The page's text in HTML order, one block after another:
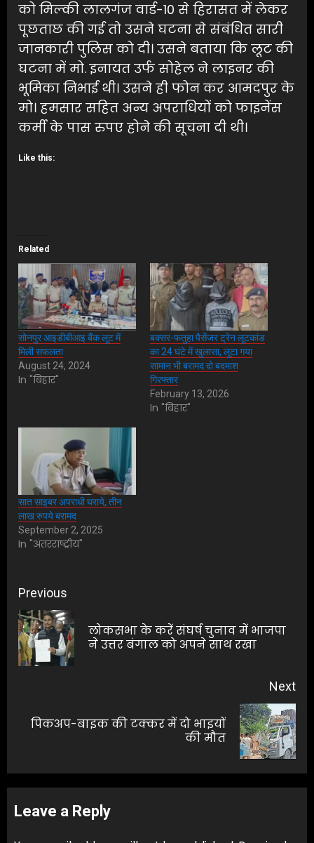
को मिल्की लालगंज वार्ड-10 से हिरासत में लेकर
पूछताछ की गई तो उसने घटना से संबंधित सारी
जानकारी पुलिस को दी। उसने बताया कि लूट की
घटना में मो. इनायत उर्फ सोहेल ने लाइनर की
भूमिका निभाई थी। उसने ही फोन कर आमद‌पुर के
मो। हमसार सहित अन्य अपराधियों को फाइनेंस
कर्मी के पास रुपए होने की सूचना दी थी।
Like this:
Related
सोनपुर आइडीबीआइ बैंक लूट में
मिली सफलता
August 24, 2024
In "बिहार"
बक्सर-फतुहा पैसेंजर ट्रेन लूटकांड
का 24 घंटे में खुलासा, लूटा गया
सामान भी बरामद दो बदमाश
गिरफ्तार
February 13, 2026
In "बिहार"
सात साइबर अपराधी घराये, तीन
लाख रुपये बरामद
September 2, 2025
In "अंतरराष्ट्रीय"
Post
navigation
Previous
लोकसभा के करें संघर्ष चुनाव में भाजपा
ने उत्तर बंगाल को अपने साथ रखा
Next
Next
पिकअप-बाइक की टक्कर में दो भाइयों
की मौत
Leave a Reply